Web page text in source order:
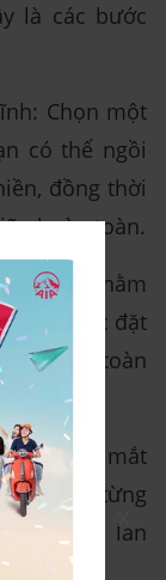
là các bước
Chọn một
có thể ngồi
đồng thời
hoàn toàn.
hoặc nằm
bên hoặc đặt
hoàn toàn
Nhắm mắt
ý vào từng
dần dần lan